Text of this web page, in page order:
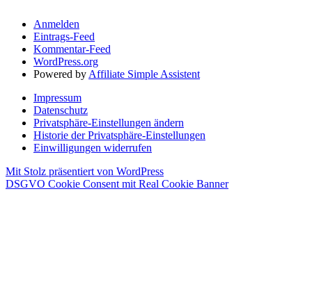
Anmelden
Eintrags-Feed
Kommentar-Feed
WordPress.org
Powered by Affiliate Simple Assistent
Impressum
Datenschutz
Privatsphäre-Einstellungen ändern
Historie der Privatsphäre-Einstellungen
Einwilligungen widerrufen
Mit Stolz präsentiert von WordPress
DSGVO Cookie Consent mit Real Cookie Banner